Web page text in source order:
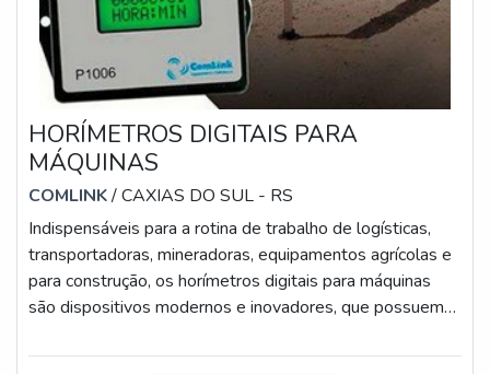
HORÍMETROS DIGITAIS PARA
MÁQUINAS
COMLINK/ CAXIAS DO SUL - RS
Indispensáveis para a rotina de trabalho de logísticas,
transportadoras, mineradoras, equipamentos agrícolas e
para construção, os horímetros digitais para máquinas
são dispositivos modernos e inovadores, que possuem
atividades.Dentre os principais exemplos de aplicações